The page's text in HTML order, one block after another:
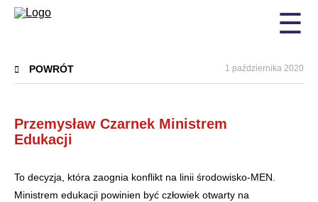
☰
POWRÓT 1 października 2020
Przemysław Czarnek Ministrem
Edukacji
To decyzja, która zaognia konflikt na linii środowisko-MEN.
Ministrem edukacji powinien być człowiek otwarty na